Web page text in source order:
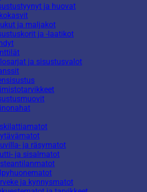
ja huovat
ja maljakot
ja -laatikot
ja sisustusvalot
ja räsymatot
ja sisalmatot
ja kynnysmatot